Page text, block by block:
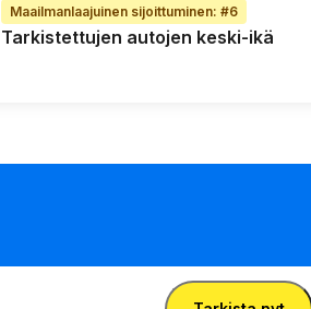
Maailmanlaajuinen sijoittuminen:#6
Tarkistettujen autojen keski-ikä